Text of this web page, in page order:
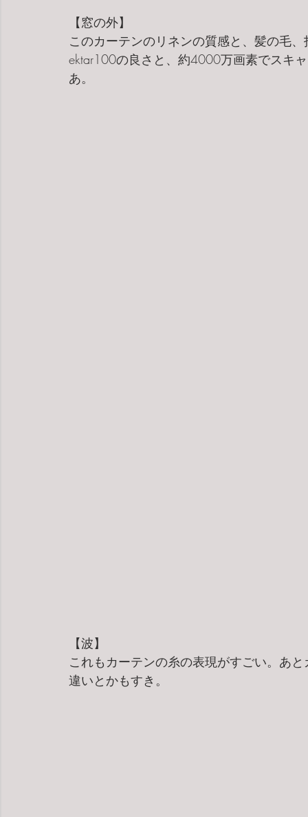
【窓の外】
このカーテンのリネンの質感と、髪の毛
ektar100の良さと、約4000万画素でスキ
あ。
【波】
これもカーテンの糸の表現がすごい。あ
違いとかもすき。